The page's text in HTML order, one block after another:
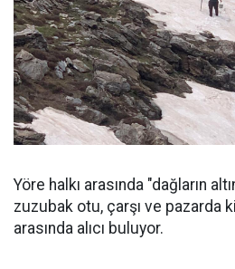
Yöre halkı arasında "dağların
zuzubak otu, çarşı ve pazarda
arasında alıcı buluyor.